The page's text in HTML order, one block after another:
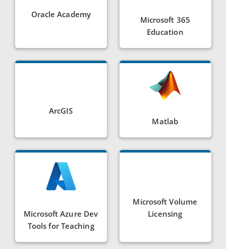
Oracle Academy
Microsoft 365
Education
ArcGIS
Matlab
Microsoft Azure Dev
Tools for Teaching
Microsoft Volume
Licensing